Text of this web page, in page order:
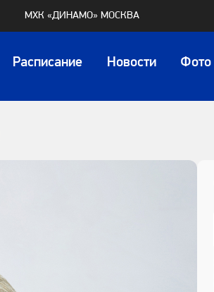
МХК «ДИНАМО» МОСКВА
Расписание Новости Фото